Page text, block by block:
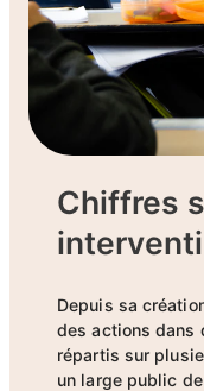
Chiffres
Depuis sa
des actions dans
répartis sur
un large public